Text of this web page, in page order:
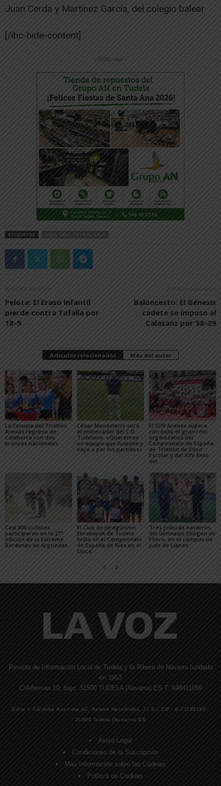
Juan Cerda y Martínez García, del colegio balear
[/ihc-hide-content]
-- Publicidad --
ETIQUETAS ASPIL VIDAL FUTBOL-SALA
Artículo anterior
Pelota: El Eraso infantil
pierde contra Tafalla por
18-9
Artículo siguiente
Baloncesto: El Génesis
cadete se impuso al
Calasanz por 58-29
Artículos relacionados Más del autor
La Escuela del Triatlón
Arenas regresa de
Calahorra con dos
bronces nacionales
César Monasterio será
el entrenador del C.D.
Tudelano: «Queremos
un equipo que ilusione y
vaya a por los partidos»
El SDR Arenas supera
con éxito el gran reto
organizativo del
Campeonato de España
de Triatlón de Edad
Escolar y del XXV Reto
del...
Casi 800 ciclistas
participaron en la 27ª
edición de la Extreme
Bardenas de Arguedas
El Club de piragüismo
Ebrokayak de Tudela
brilla en el Campeonato
de España de Ríos en el
Cinca
Tres judocas navarros
del Gimnasio Shogun de
Fitero, en el campus de
judo de Llanes
Revista de Información Local de Tudela y la Ribera de Navarra fundada
en 1953
C/Alhemas 10, bajo. 31500 TUDELA (Navarra) ES T. 948411059
Edita © Córdoba Acarreta AC, Ramos Hernández, JJ S.I. CIF · E-71185169 ·
31500 Tudela (Navarra) ES
Aviso Legal
Condiciones de la Suscripción
Más Información sobre las Cookies
Política de Cookies